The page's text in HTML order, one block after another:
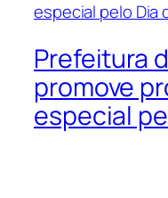
Prefeitura
promove
especial